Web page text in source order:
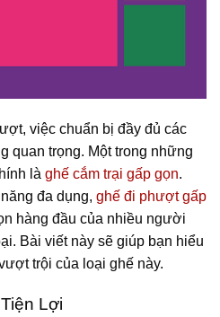
việc chuẩn bị đầy đủ các
quan trọng. Một trong những
là ghế cắm trại gấp gọn.
đa dụng, ghế đi phượt gấp
hàng đầu của nhiều người
Bài viết này sẽ giúp bạn hiểu
trội của loại ghế này.
Lợi